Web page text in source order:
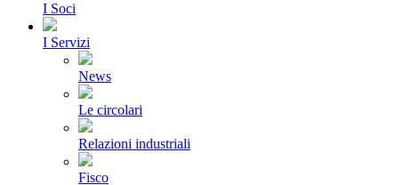
I Soci
I Servizi
News
Le circolari
Relazioni industriali
Fisco